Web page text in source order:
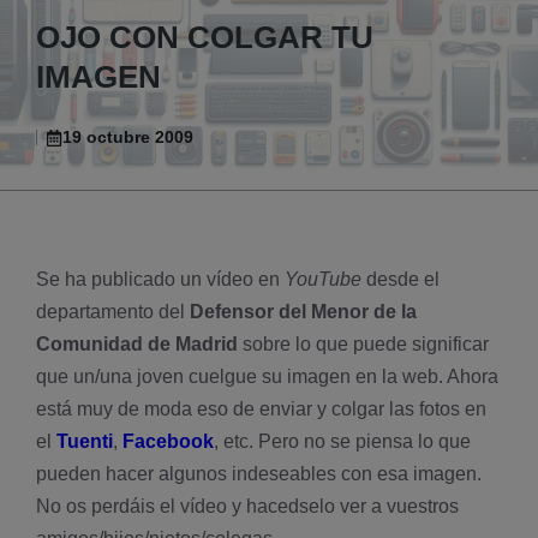
OJO CON COLGAR TU
IMAGEN
19 octubre 2009
Se ha publicado un ví­deo en YouTube desde el
departamento del
Defensor del Menor de la
Comunidad de Madrid sobre lo que puede significar
que un/una joven cuelgue su imagen en la web. Ahora
está muy de moda eso de enviar y colgar las fotos en
el Tuenti, Facebook, etc. Pero no se piensa lo que
pueden hacer algunos indeseables con esa imagen.
No os perdáis el ví­deo y hacedselo ver a vuestros